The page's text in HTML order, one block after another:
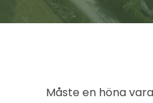
Måste en höna